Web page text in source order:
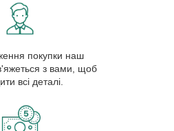
покупки наш
з вами, щоб
всі деталі.